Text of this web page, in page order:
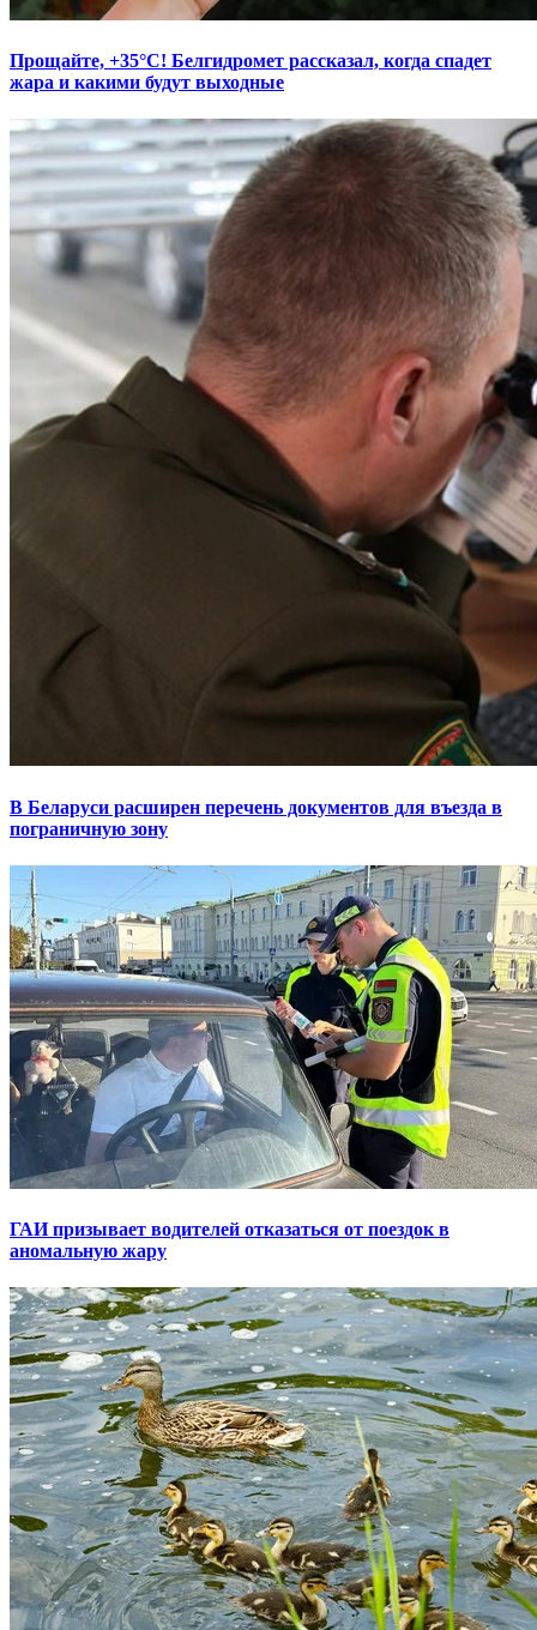
Прощайте, +35°С! Белгидромет рассказал, когда спадет
жара и какими будут выходные
В Беларуси расширен перечень документов для въезда в
пограничную зону
ГАИ призывает водителей отказаться от поездок в
аномальную жару